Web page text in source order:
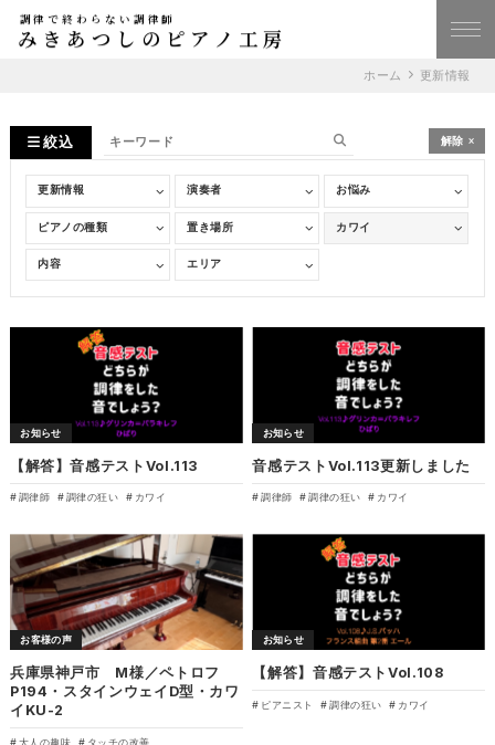
調律で終わらない調律師
みきあつしのピアノ工房
ホーム 更新情報
絞込 解除
お知らせ
【解答】音感テストVol.113
調律師 調律の狂い カワイ
お知らせ
音感テストVol.113更新しました
調律師 調律の狂い カワイ
お客様の声
兵庫県神戸市 M様／ペトロフ
P194・スタインウェイD型・カワ
イKU-2
大人の趣味
タッチの改善
お知らせ
【解答】音感テストVol.108
ピアニスト 調律の狂い カワイ